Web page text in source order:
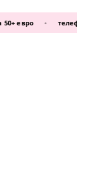
евро • телефон: